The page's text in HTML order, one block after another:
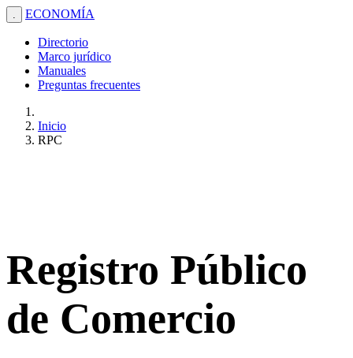
. ECONOMÍA
Directorio
Marco jurídico
Manuales
Preguntas frecuentes
Inicio
RPC
Registro Público
de Comercio